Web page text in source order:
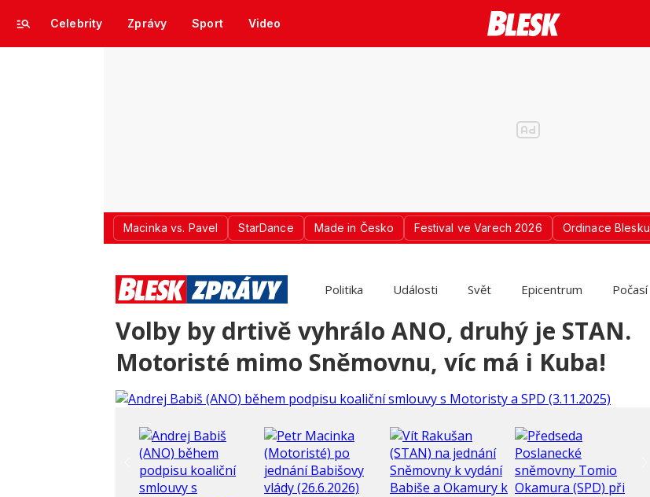
Celebrity Zprávy Sport Video
Macinka vs. Pavel StarDance Made in Česko Festival ve Varech 2026 Ordinace Blesku
Politika Události Svět Epicentrum Počasí
Volby by drtivě vyhrálo ANO, druhý je STAN.
Motoristé mimo Sněmovnu, víc má i Kuba!